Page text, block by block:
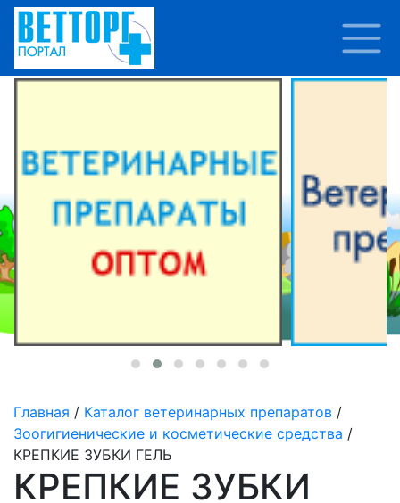
Главная / Каталог ветеринарных препаратов /
Зоогигиенические и косметические средства /
КРЕПКИЕ ЗУБКИ ГЕЛЬ
КРЕПКИЕ ЗУБКИ